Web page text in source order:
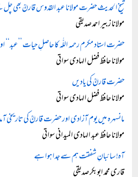
شیخ الحدیث حضرت مولانا عبد القدوس قارنؒ بھی
مولانا زبیر احمد صدیقی
حضرت استاد مکرم رحمہ اللّٰہ کا حاصلِ حیات
مولانا حافظ فضل الہادی سواتی
حضرت قارنؒ کی یادیں
مولانا حافظ فضل الہادی سواتی
مانسہرہ میں یوم آزادی اور حضرت قارنؒ کی تاریخی
مولانا حافظ عبد الہادی المیدانی سواتی
آہ! سائبانِ شفقت ہم سے جدا ہوا ہے
قاری محمد ابوبکر صدیقی